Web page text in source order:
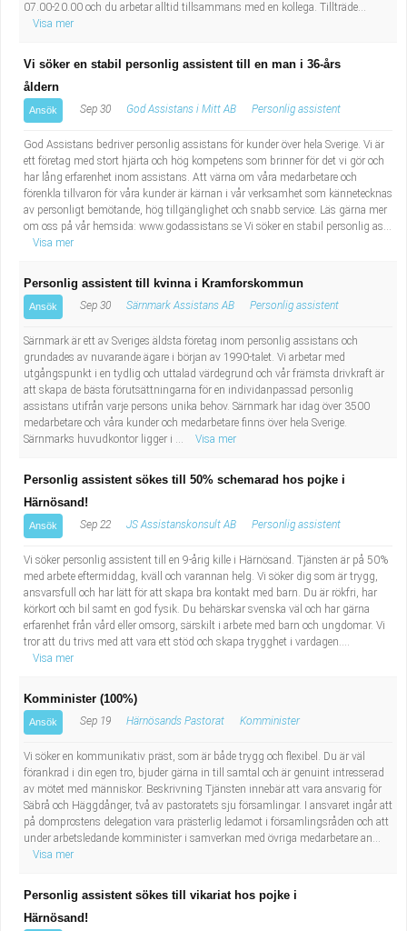
07.00-20.00 och du arbetar alltid tillsammans med en kollega. Tillträde...
Visa mer
Vi söker en stabil personlig assistent till en man i 36-års
åldern
Ansök Sep 30 God Assistans i Mitt AB Personlig assistent
God Assistans bedriver personlig assistans för kunder över hela Sverige. Vi är
ett företag med stort hjärta och hög kompetens som brinner för det vi gör och
har lång erfarenhet inom assistans. Att värna om våra medarbetare och
förenkla tillvaron för våra kunder är kärnan i vår verksamhet som kännetecknas
av personligt bemötande, hög tillgänglighet och snabb service. Läs gärna mer
om oss på vår hemsida: www.godassistans.se Vi söker en stabil personlig as...
Visa mer
Personlig assistent till kvinna i Kramforskommun
Ansök Sep 30 Särnmark Assistans AB Personlig assistent
Särnmark är ett av Sveriges äldsta företag inom personlig assistans och
grundades av nuvarande ägare i början av 1990-talet. Vi arbetar med
utgångspunkt i en tydlig och uttalad värdegrund och vår främsta drivkraft är
att skapa de bästa förutsättningarna för en individanpassad personlig
assistans utifrån varje persons unika behov. Särnmark har idag över 3500
medarbetare och våra kunder och medarbetare finns över hela Sverige.
Särnmarks huvudkontor ligger i ...
Visa mer
Personlig assistent sökes till 50% schemarad hos pojke i
Härnösand!
Ansök Sep 22 JS Assistanskonsult AB Personlig assistent
Vi söker personlig assistent till en 9-årig kille i Härnösand. Tjänsten är på 50%
med arbete eftermiddag, kväll och varannan helg. Vi söker dig som är trygg,
ansvarsfull och har lätt för att skapa bra kontakt med barn. Du är rökfri, har
körkort och bil samt en god fysik. Du behärskar svenska väl och har gärna
erfarenhet från vård eller omsorg, särskilt i arbete med barn och ungdomar. Vi
tror att du trivs med att vara ett stöd och skapa trygghet i vardagen....
Visa mer
Komminister (100%)
Ansök Sep 19 Härnösands Pastorat Komminister
Vi söker en kommunikativ präst, som är både trygg och flexibel. Du är väl
förankrad i din egen tro, bjuder gärna in till samtal och är genuint intresserad
av mötet med människor. Beskrivning Tjänsten innebär att vara ansvarig för
Säbrå och Häggdånger, två av pastoratets sju församlingar. I ansvaret ingår att
på domprostens delegation vara prästerlig ledamot i församlingsråden och att
under arbetsledande komminister i samverkan med övriga medarbetare an...
Visa mer
Personlig assistent sökes till vikariat hos pojke i
Härnösand!